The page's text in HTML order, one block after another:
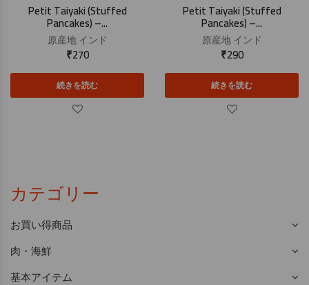
Petit Taiyaki (Stuffed
Pancakes) –...
原産地インド
₹270
続きを読む
Petit Taiyaki (Stuffed
Pancakes) –...
原産地インド
₹290
続きを読む
カテゴリー
お買い得商品
肉・海鮮
基本アイテム